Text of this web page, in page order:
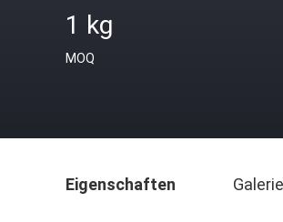
1 kg
MOQ
Eigenschaften Galerie